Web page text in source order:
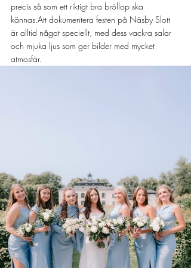
precis så som ett riktigt bra bröllop ska
kännas.Att dokumentera festen på Näsby Slott
är alltid något speciellt, med dess vackra salar
och mjuka ljus som ger bilder med mycket
atmosfär.